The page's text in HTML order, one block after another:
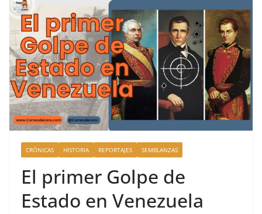
CRÓNICAS HISTORIA REPORTAJES SEMBLANZAS
El primer Golpe de
Estado en Venezuela